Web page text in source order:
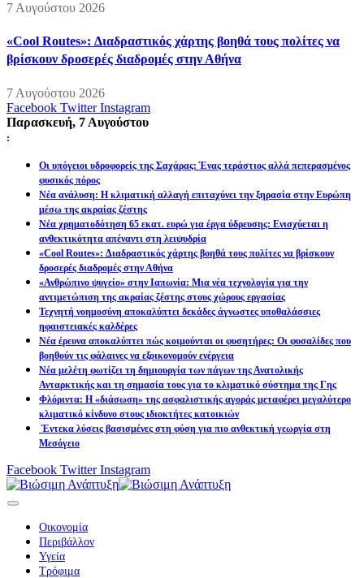
7 Αυγούστου 2026
«Cool Routes»: Διαδραστικός χάρτης βοηθά τους πολίτες να
βρίσκουν δροσερές διαδρομές στην Αθήνα
7 Αυγούστου 2026
Facebook Twitter Instagram
Παρασκευή, 7 Αυγούστου
:
Οι υπόγειοι υδροφορείς της Σαχάρας: Ένας τεράστιος αλλά πεπερασμένος
φυσικός πόρος
Νέα ανάλυση: Η κλιματική αλλαγή επιταχύνει την ξηρασία στην Ευρώπη
μέσω της ακραίας ζέστης
Νέα χρηματοδότηση 65 εκατ. ευρώ για έργα ύδρευσης: Ενισχύεται η
ανθεκτικότητα απέναντι στη λειψυδρία
«Cool Routes»: Διαδραστικός χάρτης βοηθά τους πολίτες να βρίσκουν
δροσερές διαδρομές στην Αθήνα
«Ανθρώπινο ψυγείο» στην Ιαπωνία: Μια νέα τεχνολογία για την
αντιμετώπιση της ακραίας ζέστης στους χώρους εργασίας
Τεχνητή νοημοσύνη αποκαλύπτει δεκάδες άγνωστες υποθαλάσσιες
ηφαιστειακές καλδέρες
Νέα έρευνα αποκαλύπτει πώς κοιμούνται οι φυσητήρες: Οι φυσαλίδες που
βοηθούν τις φάλαινες να εξοικονομούν ενέργεια
Νέα μελέτη φωτίζει τη δημιουργία των πάγων της Ανατολικής
Ανταρκτικής και τη σημασία τους για το κλιματικό σύστημα της Γης
Φλόριντα: Η «διάσωση» της ασφαλιστικής αγοράς μεταφέρει μεγαλύτερο
κλιματικό κίνδυνο στους ιδιοκτήτες κατοικιών
Έντεκα λύσεις βασισμένες στη φύση για πιο ανθεκτική γεωργία στη
Μεσόγειο
Facebook Twitter Instagram
Οικονομία
Περιβάλλον
Υγεία
Τρόφιμα